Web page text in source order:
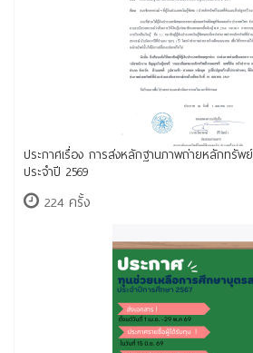
ประกาศเรื่อง การส่งหลักฐานภาพถ่ายหลักทรัพ
ประจำปี 2569
224 ครั้ง